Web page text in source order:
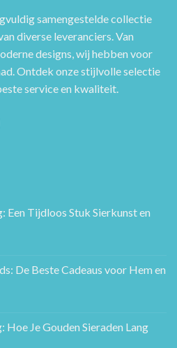
samengestelde collectie
diverse leveranciers. Van
designs, wij hebben voor
Ontdek onze stijlvolle selectie
service en kwaliteit.
Een Tijdloos Stuk Sierkunst en
De Beste Cadeaus voor Hem en
Cadeaugids:
Hoe Je Gouden Sieraden Lang